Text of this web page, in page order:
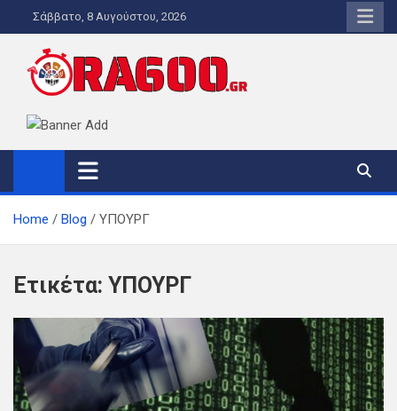
to
content
Σάββατο, 8 Αυγούστου, 2026
ORA600.GR
Η ΑΛΗΘΙΝΗ ΩΡΑ ΕΝΗΜΕΡΩΣΗΣ
Home Blog ΥΠΟΥΡΓ
Ετικέτα: ΥΠΟΥΡΓ